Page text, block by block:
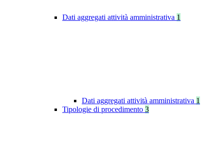
Dati aggregati attività amministrativa 1
Dati aggregati attività amministrativa 1
Tipologie di procedimento 3